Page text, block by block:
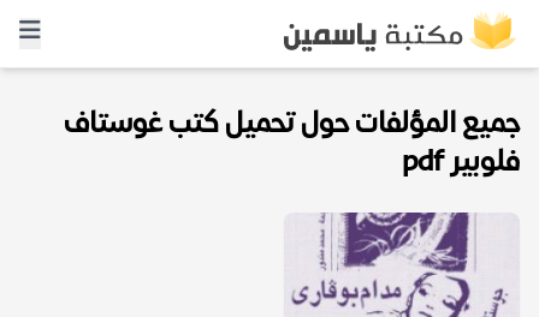
جميع المؤلفات حول تحميل كتب غوستاف
فلوبير pdf